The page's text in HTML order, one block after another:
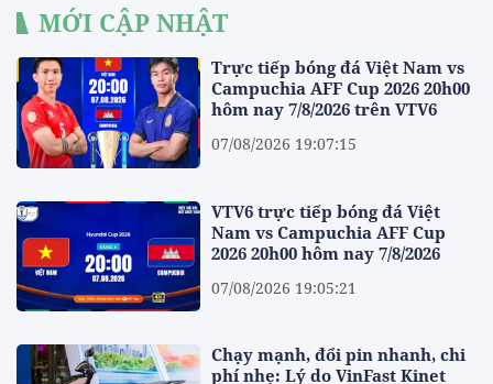
MỚI CẬP NHẬT
Trực tiếp bóng đá Việt Nam vs
Campuchia AFF Cup 2026 20h00
hôm nay 7/8/2026 trên VTV6
07/08/2026 19:07:15
VTV6 trực tiếp bóng đá Việt
Nam vs Campuchia AFF Cup
2026 20h00 hôm nay 7/8/2026
07/08/2026 19:05:21
Chạy mạnh, đổi pin nhanh, chi
phí nhẹ: Lý do VinFast Kinet